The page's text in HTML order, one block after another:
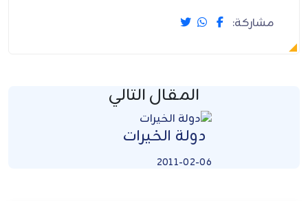
مشاركة:
المقال التالي
دولة الخيرات
2011-02-06